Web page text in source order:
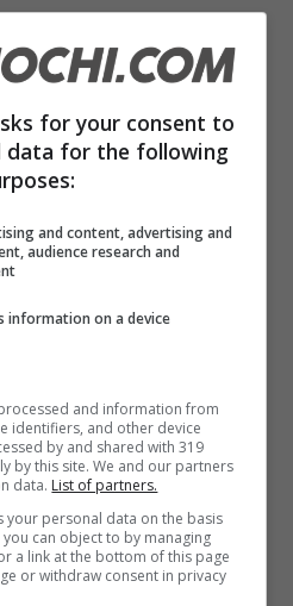
e la statua di Ratchet
di Ellie di The Last
e i busti di God of
su twitter,
criticato Sony, ma
di tale decisione
for your consent to
data for the following
and content, advertising and
audience research and
information on a device
and information from
identifiers, and other device
by and shared with 319
by this site. We and our partners
data. List of partners.
your personal data on the basis
can object to by managing
a link at the bottom of this page
or withdraw consent in privacy